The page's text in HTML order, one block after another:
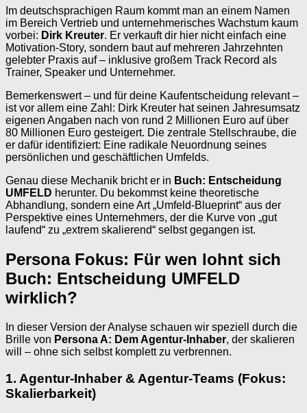
Im deutschsprachigen Raum kommt man an einem Namen
im Bereich Vertrieb und unternehmerisches Wachstum kaum
vorbei: Dirk Kreuter. Er verkauft dir hier nicht einfach eine
Motivation-Story, sondern baut auf mehreren Jahrzehnten
gelebter Praxis auf – inklusive großem Track Record als
Trainer, Speaker und Unternehmer.
Bemerkenswert – und für deine Kaufentscheidung relevant –
ist vor allem eine Zahl: Dirk Kreuter hat seinen Jahresumsatz
eigenen Angaben nach von rund 2 Millionen Euro auf über
80 Millionen Euro gesteigert. Die zentrale Stellschraube, die
er dafür identifiziert: Eine radikale Neuordnung seines
persönlichen und geschäftlichen Umfelds.
Genau diese Mechanik bricht er in Buch: Entscheidung
UMFELD herunter. Du bekommst keine theoretische
Abhandlung, sondern eine Art „Umfeld-Blueprint“ aus der
Perspektive eines Unternehmers, der die Kurve von „gut
laufend“ zu „extrem skalierend“ selbst gegangen ist.
Persona Fokus: Für wen lohnt sich
Buch: Entscheidung UMFELD
wirklich?
In dieser Version der Analyse schauen wir speziell durch die
Brille von Persona A: Dem Agentur-Inhaber, der skalieren
will – ohne sich selbst komplett zu verbrennen.
1. Agentur-Inhaber & Agentur-Teams (Fokus:
Skalierbarkeit)